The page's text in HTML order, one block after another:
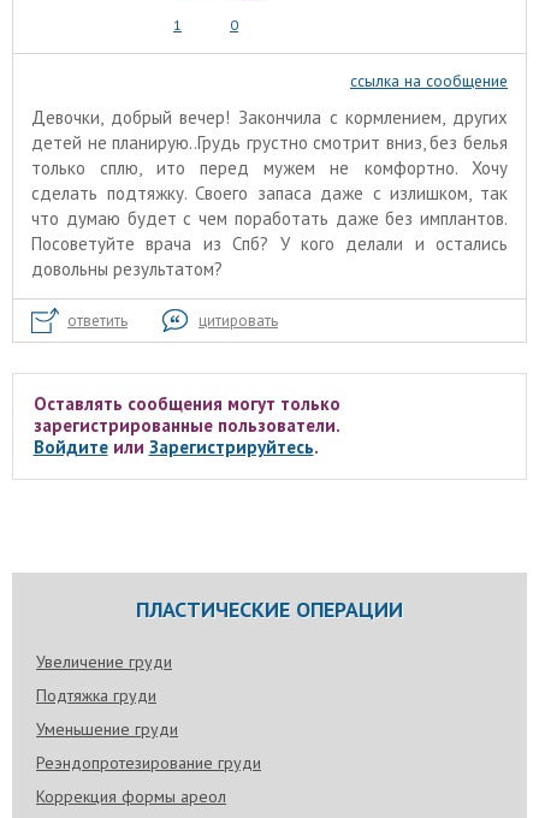
1 0
ссылка на сообщение
Девочки, добрый вечер! Закончила с кормлением, других
детей не планирую..Грудь грустно смотрит вниз, без белья
только сплю, ито перед мужем не комфортно. Хочу
сделать подтяжку. Своего запаса даже с излишком, так
что думаю будет с чем поработать даже без имплантов.
Посоветуйте врача из Спб? У кого делали и остались
довольны результатом?
ответить цитировать
Оставлять сообщения могут только
зарегистрированные пользователи.
Войдитеили Зарегистрируйтесь.
ПЛАСТИЧЕСКИЕ ОПЕРАЦИИ
Увеличение груди
Подтяжка груди
Уменьшение груди
Реэндопротезирование груди
Коррекция формы ареол